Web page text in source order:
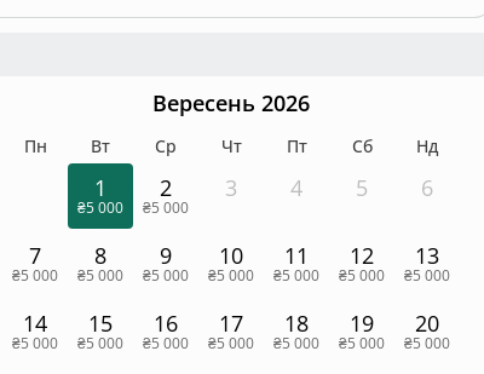
Вересень 2026
Пн Вт Ср Чт Пт Сб Нд
1
₴5 000
2
₴5 000
3 4 5 6
7
₴5 000
8
₴5 000
9
₴5 000
10
₴5 000
11
₴5 000
12
₴5 000
13
₴5 000
14
₴5 000
15
₴5 000
16
₴5 000
17
₴5 000
18
₴5 000
19
₴5 000
20
₴5 000